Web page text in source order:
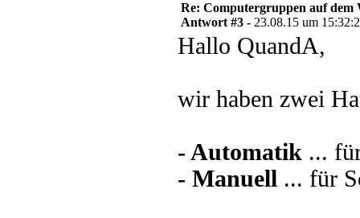
Re: Computergruppen auf dem
Antwort #3 - 23.08.15 um
Hallo QuandA,
wir haben zwei
- Automatik ...
- Manuell ... für